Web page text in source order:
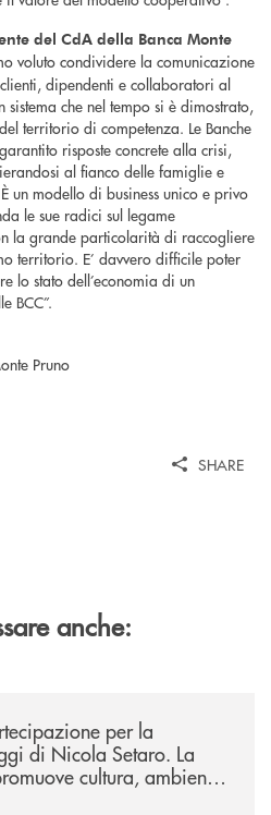
del CdA della Banca Monte
voluto condividere la comunicazione
dipendenti e collaboratori al
che nel tempo si è dimostrato,
territorio di competenza. Le Banche
risposte concrete alla crisi,
al fianco delle famiglie e
un modello di business unico e privo
le sue radici sul legame
la grande particolarità di raccogliere
territorio. E’ davvero difficile poter
lo stato dell’economia di un
BCC”.
Pruno
SHARE
anche:
per la
di Nicola Setaro. La
cultura, ambiente